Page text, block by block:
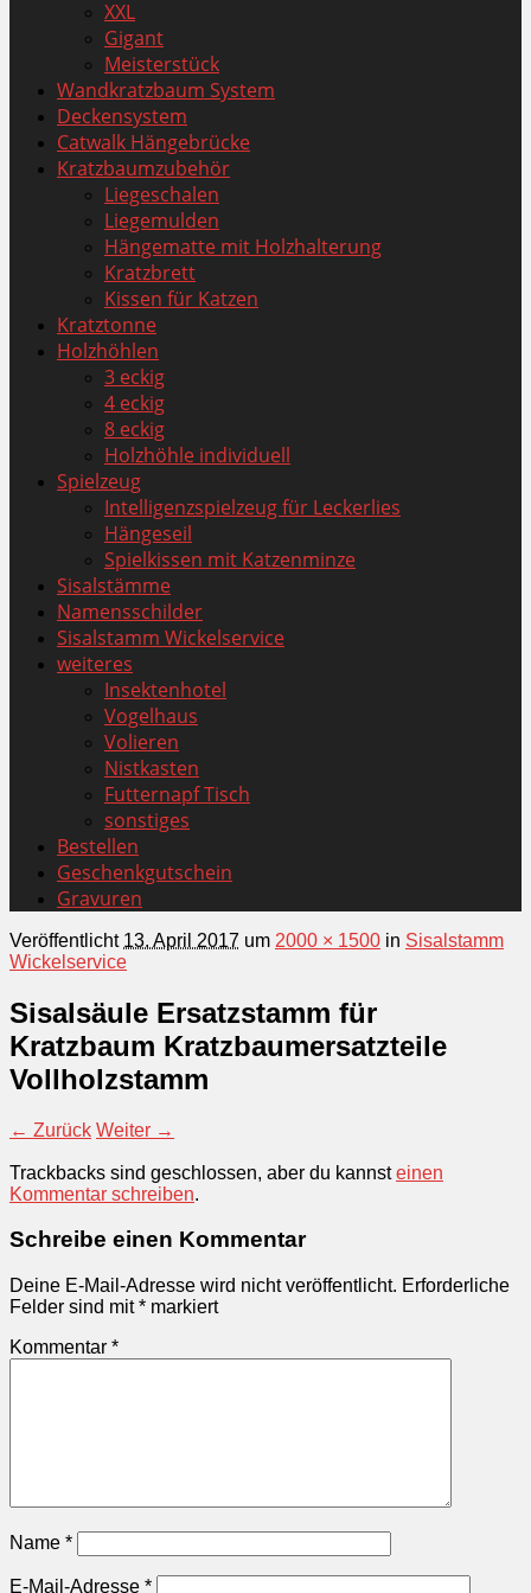
XXL
Gigant
Meisterstück
Wandkratzbaum System
Deckensystem
Catwalk Hängebrücke
Kratzbaumzubehör
Liegeschalen
Liegemulden
Hängematte mit Holzhalterung
Kratzbrett
Kissen für Katzen
Kratztonne
Holzhöhlen
3 eckig
4 eckig
8 eckig
Holzhöhle individuell
Spielzeug
Intelligenzspielzeug für Leckerlies
Hängeseil
Spielkissen mit Katzenminze
Sisalstämme
Namensschilder
Sisalstamm Wickelservice
weiteres
Insektenhotel
Vogelhaus
Volieren
Nistkasten
Futternapf Tisch
sonstiges
Bestellen
Geschenkgutschein
Gravuren
Veröffentlicht 13. April 2017 um 2000 × 1500 in Sisalstamm
Wickelservice
Sisalsäule Ersatzstamm für
Kratzbaum Kratzbaumersatzteile
Vollholzstamm
← Zurück Weiter →
Trackbacks sind geschlossen, aber du kannsteinen
Kommentar schreiben.
Schreibe einen Kommentar
Deine E-Mail-Adresse wird nicht veröffentlicht. Erforderliche
Felder sind mit* markiert
Kommentar *
Name *
E-Mail-Adresse *